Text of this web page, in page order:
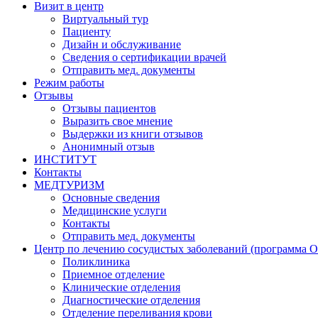
Визит в центр
Виртуальный тур
Пациенту
Дизайн и обслуживание
Сведения о сертификации врачей
Отправить мед. документы
Режим работы
Отзывы
Отзывы пациентов
Выразить свое мнение
Выдержки из книги отзывов
Анонимный отзыв
ИНСТИТУТ
Контакты
МЕДТУРИЗМ
Основные сведения
Медицинские услуги
Контакты
Отправить мед. документы
Центр по лечению сосудистых заболеваний (программа
Поликлиника
Приемное отделение
Клинические отделения
Диагностические отделения
Отделение переливания крови